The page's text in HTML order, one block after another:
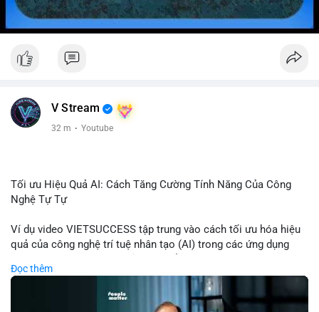
V Stream
32 m · Youtube
Tối ưu Hiệu Quả AI: Cách Tăng Cường Tính Năng Của Công
Nghệ Tự Tự
Ví dụ video VIETSUCCESS tập trung vào cách tối ưu hóa hiệu
quả của công nghệ trí tuệ nhân tạo (AI) trong các ứng dụng
đoán xu hướng thị trường, và tự động hóa quy trình trong lĩnh
vực tài chính và crypto. Bài đăng nhấn mạnh vai trò của AI
trong việc giảm thiểu sai lầm, tăng tốc độ xử lý, và hỗ trợ quyết
Đọc thêm